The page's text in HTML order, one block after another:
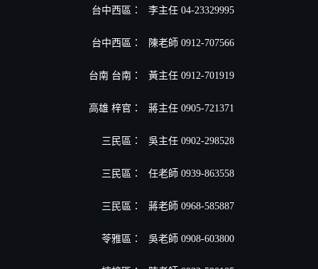
台中西區： 李主任 04-23329995
台中西區： 陳老師 0912-707566
台南 台南： 黃主任 0912-701919
高雄 梓官： 蔣主任 0905-721371
三民區： 吳主任 0902-298528
三民區： 任老師 0939-863558
三民區： 蔣老師 0968-585887
苓雅區： 吳老師 0908-603800